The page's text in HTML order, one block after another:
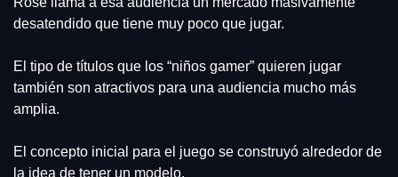
desatendido que tiene muy poco que jugar.
El tipo de títulos que los “niños gamer” quieren jugar
también son atractivos para una audiencia mucho más
amplia.
El concepto inicial para el juego se construyó alrededor de
la idea de tener un modelo.